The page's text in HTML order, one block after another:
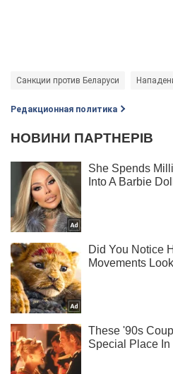
Санкции против Беларуси
Редакционная политика